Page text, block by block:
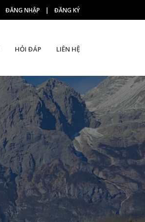
ĐĂNG NHẬP | ĐĂNG KÝ
HỎI ĐÁP LIÊN HỆ